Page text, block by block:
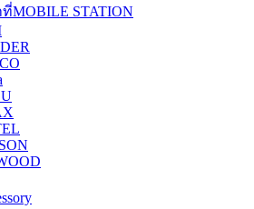
ที่MOBILE STATION